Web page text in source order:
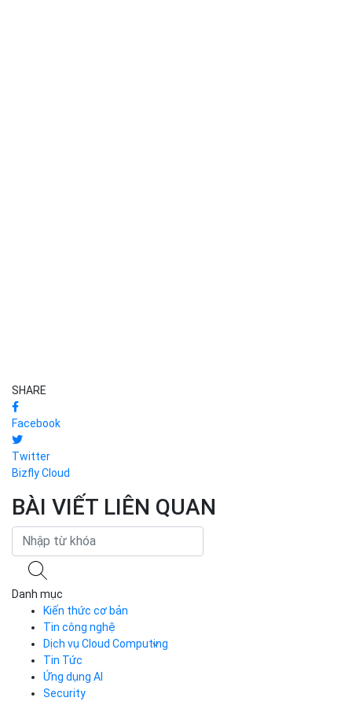
SHARE
Facebook
Twitter
Bizfly Cloud
BÀI VIẾT LIÊN QUAN
Danh mục
Kiến thức cơ bản
Tin công nghệ
Dịch vụ Cloud Computing
Cloud Server
CDN
Load Balancer
Tin Tức
Ứng dụng AI
Security